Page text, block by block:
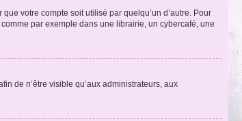
votre compte soit utilisé par quelqu’un d’autre. Pour
par exemple dans une librairie, un cybercafé, une
de n’être visible qu’aux administrateurs, aux